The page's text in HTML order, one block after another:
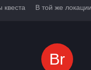
квеста В той же локации
Br